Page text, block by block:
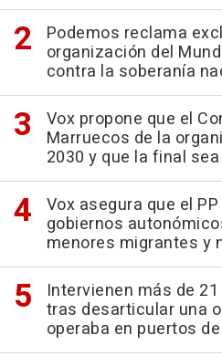
Podemos reclama
organización del
contra la soberanía
Vox propone que el
Marruecos de la
2030 y que la final
Vox asegura que el
gobiernos
menores migrantes y
Intervienen más de
tras desarticular una
operaba en puertos